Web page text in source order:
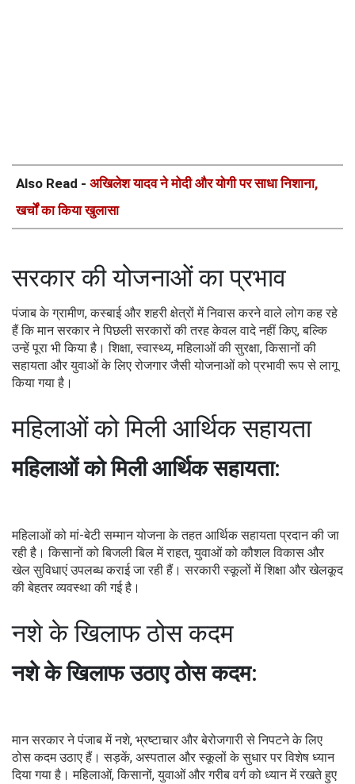
Also Read - अखिलेश यादव ने मोदी और योगी पर साधा निशाना,
खर्चों का किया खुलासा
सरकार की योजनाओं का प्रभाव
पंजाब के ग्रामीण, कस्बाई और शहरी क्षेत्रों में निवास करने वाले लोग कह रहे
हैं कि मान सरकार ने पिछली सरकारों की तरह केवल वादे नहीं किए, बल्कि
उन्हें पूरा भी किया है। शिक्षा, स्वास्थ्य, महिलाओं की सुरक्षा, किसानों की
सहायता और युवाओं के लिए रोजगार जैसी योजनाओं को प्रभावी रूप से लागू
किया गया है।
महिलाओं को मिली आर्थिक सहायता
महिलाओं को मिली आर्थिक सहायता:
महिलाओं को मां-बेटी सम्मान योजना के तहत आर्थिक सहायता प्रदान की जा
रही है। किसानों को बिजली बिल में राहत, युवाओं को कौशल विकास और
खेल सुविधाएं उपलब्ध कराई जा रही हैं। सरकारी स्कूलों में शिक्षा और खेलकूद
की बेहतर व्यवस्था की गई है।
नशे के खिलाफ ठोस कदम
नशे के खिलाफ उठाए ठोस कदम:
मान सरकार ने पंजाब में नशे, भ्रष्टाचार और बेरोजगारी से निपटने के लिए
ठोस कदम उठाए हैं। सड़कें, अस्पताल और स्कूलों के सुधार पर विशेष ध्यान
दिया गया है। महिलाओं, किसानों, युवाओं और गरीब वर्ग को ध्यान में रखते हुए